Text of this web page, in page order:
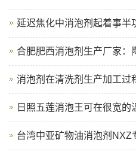
延迟焦化中消泡剂起着事半
合肥肥西消泡剂生产厂家：
消泡剂在清洗剂生产加工过
日照五莲消泡王可在很宽的
台湾中亚矿物油消泡剂NXZ